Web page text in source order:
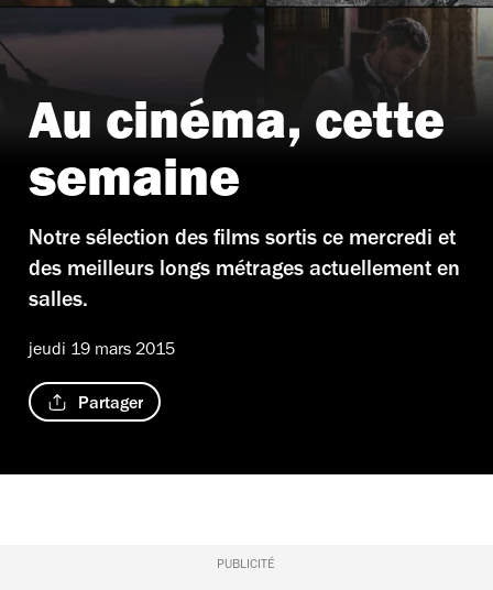
Au cinéma, cette
semaine
Notre sélection des films sortis ce mercredi et
des meilleurs longs métrages actuellement en
salles.
jeudi 19 mars 2015
Partager
PUBLICITÉ